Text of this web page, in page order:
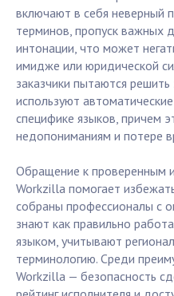
включают в себя неверный
терминов, пропуск важных
интонации, что может
имидже или юридической
заказчики пытаются
используют
специфике языков, причем
недопониманиям и потере
Обращение к проверенным
Workzilla помогает
собраны профессионалы с
знают как правильно
языком, учитывают
терминологию. Среди
Workzilla — безопасность